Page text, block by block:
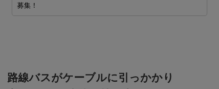
募集！
路線バスがケーブルに引っかかり